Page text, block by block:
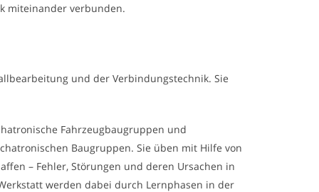
miteinander verbunden.
und der Verbindungstechnik. Sie
Fahrzeugbaugruppen und
Baugruppen. Sie üben mit Hilfe von
– Fehler, Störungen und deren Ursachen in
werden dabei durch Lernphasen in der